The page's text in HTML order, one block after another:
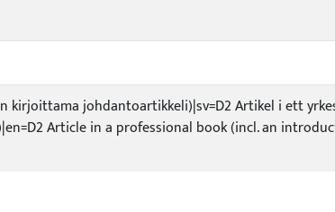
kirjoittama johdantoartikkeli)|sv=D2 Artikel i ett
Article in a professional book (incl. an